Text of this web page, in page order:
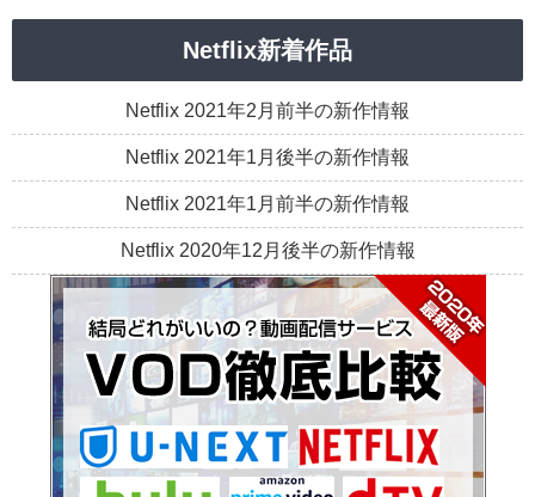
Netflix新着作品
Netflix 2021年2月前半の新作情報
Netflix 2021年1月後半の新作情報
Netflix 2021年1月前半の新作情報
Netflix 2020年12月後半の新作情報